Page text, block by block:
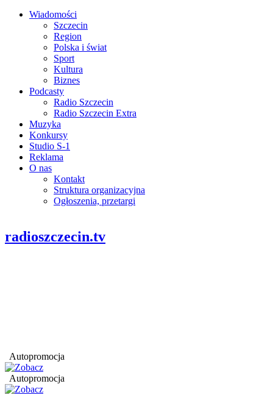
Wiadomości
Szczecin
Region
Polska i świat
Sport
Kultura
Biznes
Podcasty
Radio Szczecin
Radio Szczecin Extra
Muzyka
Konkursy
Studio S-1
Reklama
O nas
Kontakt
Struktura organizacyjna
Ogłoszenia, przetargi
radioszczecin.tv
Autopromocja
Autopromocja